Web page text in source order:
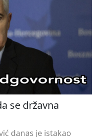
se državna
danas je istakao